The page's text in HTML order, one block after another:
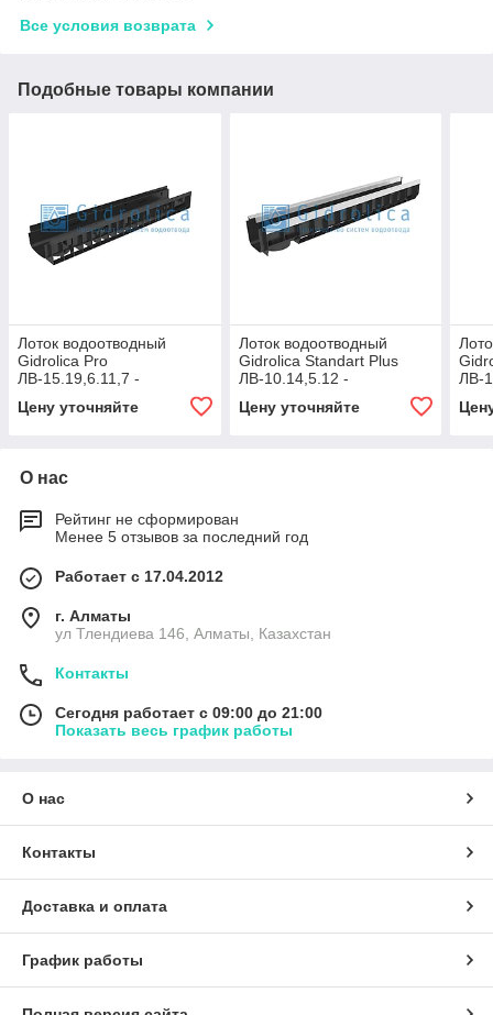
Все условия возврата
Подобные товары компании
Лоток водоотводный
Gidrolica Pro
ЛВ-15.19,6.11,7 -
Цену уточняйте
Лоток водоотводный
Gidrolica Standart Plus
ЛВ-10.14,5.12 -
пластиковый (усиленный)
Цену уточняйте
ЛВ-
О нас
Рейтинг не сформирован
Менее 5 отзывов за последний год
Работает с 17.04.2012
г. Алматы
ул Тлендиева 146, Алматы, Казахстан
Контакты
Сегодня работает с 09:00 до 21:00
Показать весь график работы
О нас
Контакты
Доставка и оплата
График работы